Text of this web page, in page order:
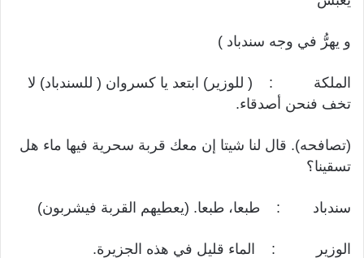
و يهرُّ في وجه سندباد )
الملكة : ( للوزير) ابتعد يا كسروان ( للسندباد) لا
تخف فنحن أصدقاء.
(تصافحه). قال لنا شيتا إن معك قربة سحرية فيها ماء هل
تسقينا؟
سندباد : طبعا، طبعا. (يعطيهم القربة فيشربون)
الوزير : الماء قليل في هذه الجزيرة.